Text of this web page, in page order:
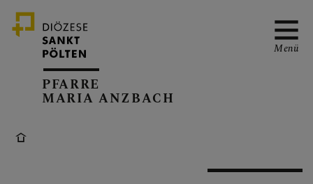
PFARRE
MARIA ANZBACH
Menü